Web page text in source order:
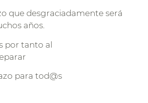
que desgraciadamente será
años.
por tanto al
para tod@s